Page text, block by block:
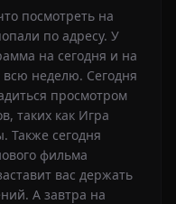
посмотреть на
по адресу. У
на сегодня и на
всю неделю. Сегодня
просмотром
таких как Игра
Также сегодня
фильма
вас держать
А завтра на